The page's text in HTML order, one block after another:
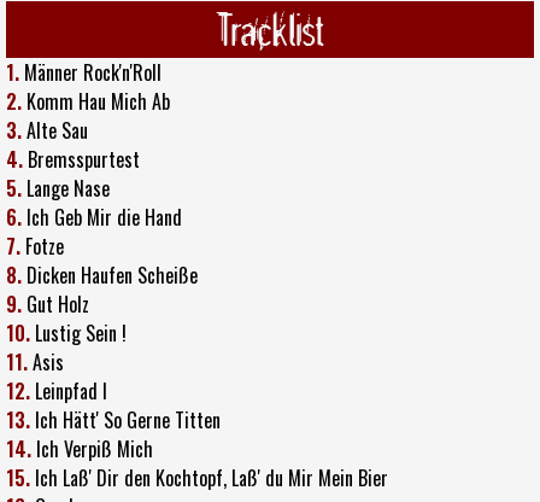
Tracklist
1. Männer Rock'n'Roll
2. Komm Hau Mich Ab
3.Alte Sau
4. Bremsspurtest
5. Lange Nase
6. Ich Geb Mir die Hand
7. Fotze
8. Dicken Haufen Scheiße
9. Gut Holz
10. Lustig Sein !
11.Asis
12. Leinpfad I
13. Ich Hätt' So Gerne Titten
14. Ich Verpiß Mich
15. Ich Laß' Dir den Kochtopf, Laß' du Mir Mein Bier